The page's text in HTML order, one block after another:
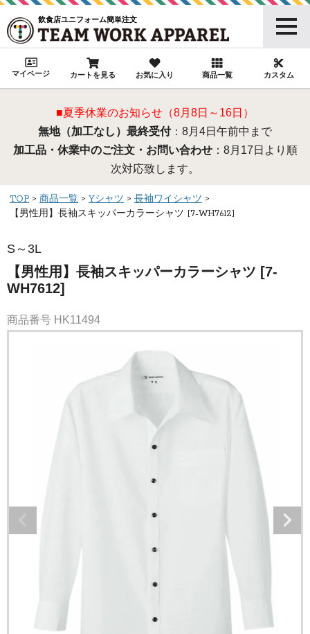
飲食店ユニフォーム簡単注文
マイページ カートを見る お気に入り 商品一覧 カスタム
■夏季休業のお知らせ（8月8日～16日）
無地（加工なし）最終受付：8月4日午前中まで
加工品・休業中のご注文・お問い合わせ：8月17日より順
次対応致します。
TOP 商品一覧 Yシャツ
長袖ワイシャツ
【男性用】長袖スキッパーカラーシャツ [7-WH7612]
S～3L
【男性用】長袖スキッパーカラーシャツ [7-
WH7612]
商品番号 HK11494